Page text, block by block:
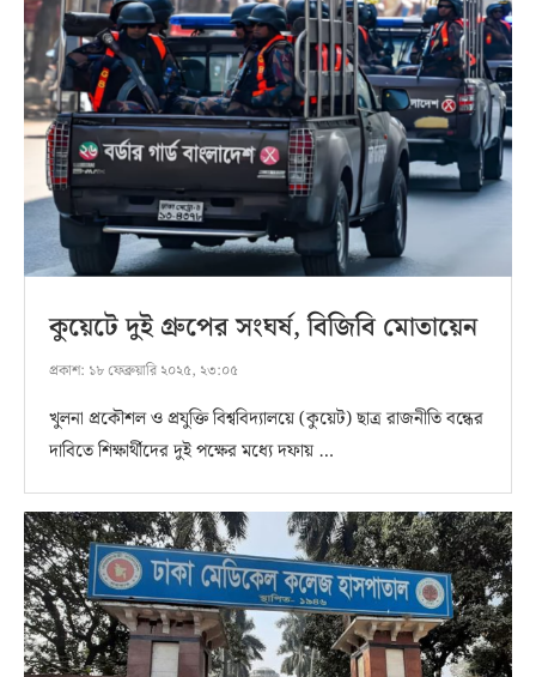
কুয়েটে দুই গ্রুপের সংঘর্ষ, বিজিবি মোতায়েন
প্রকাশ: ১৮ ফেব্রুয়ারি ২০২৫, ২৩:০৫
খুলনা প্রকৌশল ও প্রযুক্তি বিশ্ববিদ্যালয়ে (কুয়েট) ছাত্র রাজনীতি বন্ধের
দাবিতে শিক্ষার্থীদের দুই পক্ষের মধ্যে দফায় …